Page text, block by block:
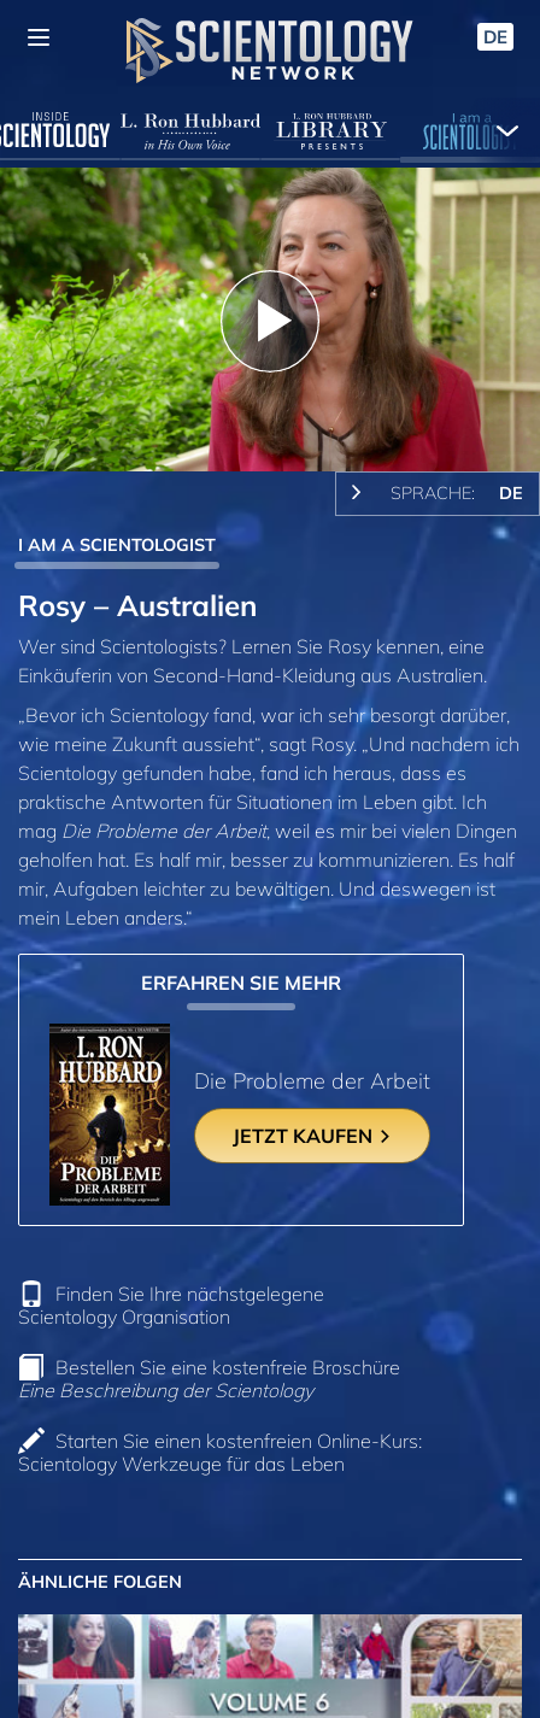
DE
Play
Video
SPRACHE: DE
I AM A SCIENTOLOGIST
Rosy – Australien
Wer sind Scientologists? Lernen Sie Rosy kennen, eine
Einkäuferin von Second-Hand-Kleidung aus Australien.
„Bevor ich Scientology fand, war ich sehr besorgt darüber,
wie meine Zukunft aussieht“, sagt Rosy. „Und nachdem ich
Scientology gefunden habe, fand ich heraus, dass es
praktische Antworten für Situationen im Leben gibt. Ich
mag Die Probleme der Arbeit, weil es mir bei vielen Dingen
geholfen hat. Es half mir, besser zu kommunizieren. Es half
mir, Aufgaben leichter zu bewältigen. Und deswegen ist
mein Leben anders.“
ERFAHREN SIE MEHR
Die Probleme der Arbeit
JETZT KAUFEN
Finden Sie Ihre nächstgelegene
Scientology Organisation
Bestellen Sie eine kostenfreie Broschüre
Eine Beschreibung der Scientology
Starten Sie einen kostenfreien Online-Kurs:
Scientology Werkzeuge für das Leben
ÄHNLICHE FOLGEN